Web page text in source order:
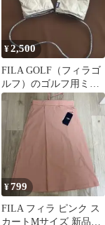
¥2,500
FILA GOLF（フィラゴ
ルフ）のゴルフ用ミト
ンライトグレー
¥799
FILA フィラ ピンク ス
カートMサイズ 新品未